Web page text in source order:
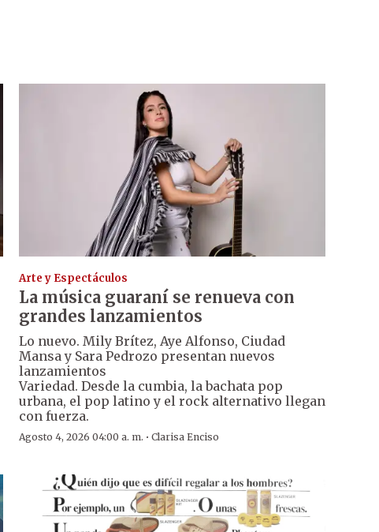
Arte y Espectáculos
La música guaraní se renueva con
grandes lanzamientos
Lo nuevo. Mily Brítez, Aye Alfonso, Ciudad
Mansa y Sara Pedrozo presentan nuevos
lanzamientos
Variedad. Desde la cumbia, la bachata pop
urbana, el pop latino y el rock alternativo llegan
con fuerza.
Agosto 4, 2026 04:00 a. m. · Clarisa Enciso